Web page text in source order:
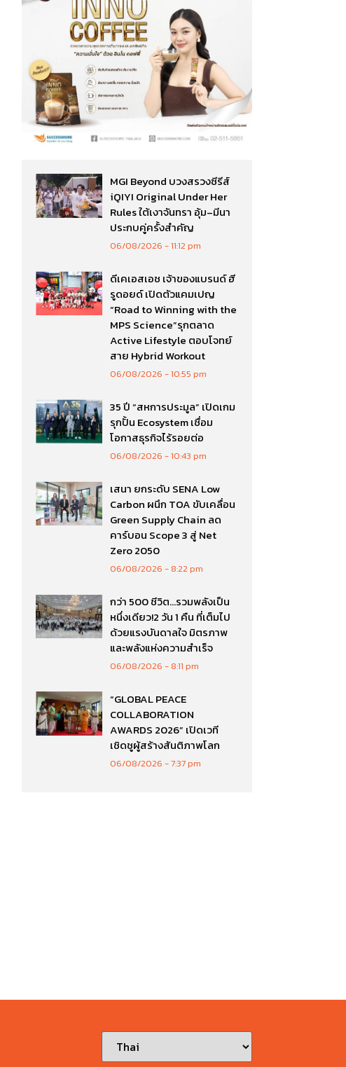
MGI Beyond บวงสรวงซีรีส์
iQIYI Original Under Her
Rules ใต้เงาจันทรา อุ้ม–มีนา
ประกบคู่ครั้งสำคัญ
06/08/2026 11:12 pm
ดีเคเอสเอช เจ้าของแบรนด์ ฮี
รูดอยด์ เปิดตัวแคมเปญ
“Road to Winning with the
MPS Science”รุกตลาด
Active Lifestyle ตอบโจทย์
สาย Hybrid Workout
06/08/2026 10:55 pm
35 ปี “สหการประมูล” เปิดเกม
รุกปั้น Ecosystem เชื่อม
โอกาสธุรกิจไร้รอยต่อ
06/08/2026 10:43 pm
เสนา ยกระดับ SENA Low
Carbon ผนึก TOA ขับเคลื่อน
Green Supply Chain ลด
คาร์บอน Scope 3 สู่ Net
Zero 2050
06/08/2026 8:22 pm
กว่า 500 ชีวิต…รวมพลังเป็น
หนึ่งเดียว!2 วัน 1 คืน ที่เต็มไป
ด้วยแรงบันดาลใจ มิตรภาพ
และพลังแห่งความสำเร็จ
06/08/2026 8:11 pm
“GLOBAL PEACE
COLLABORATION
AWARDS 2026” เปิดเวที
เชิดชูผู้สร้างสันติภาพโลก
06/08/2026 7:37 pm